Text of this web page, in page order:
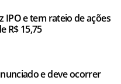
IPO e tem rateio de ações
R$ 15,75
e deve ocorrer